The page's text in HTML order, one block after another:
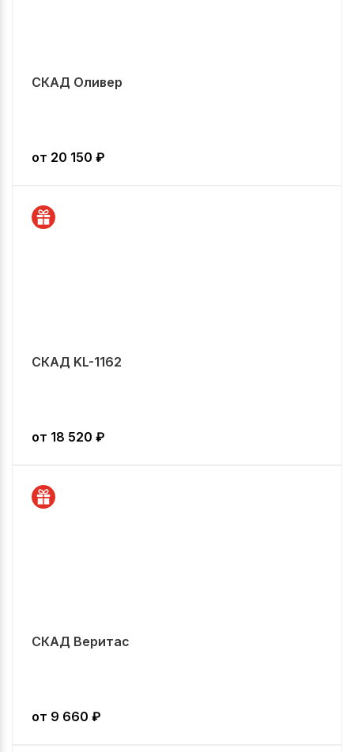
СКАД Оливер
от 20 150 ₽
СКАД KL-1162
от 18 520 ₽
СКАД Веритас
от 9 660 ₽